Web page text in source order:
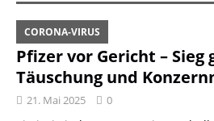
Pfizer vor Gericht – Sieg
Täuschung und
CORONA-VIRUS
21. Mai 2025 0